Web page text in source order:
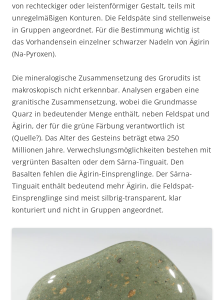
von rechteckiger oder leistenförmiger Gestalt, teils mit
unregelmäßigen Konturen. Die Feldspäte sind stellenweise
in Gruppen angeordnet. Für die Bestimmung wichtig ist
das Vorhandensein einzelner schwarzer Nadeln von Ägirin
(Na-Pyroxen).
Die mineralogische Zusammensetzung des Grorudits ist
makroskopisch nicht erkennbar. Analysen ergaben eine
granitische Zusammensetzung, wobei die Grundmasse
Quarz in bedeutender Menge enthält, neben Feldspat und
Ägirin, der für die grüne Färbung verantwortlich ist
(Quelle?). Das Alter des Gesteins beträgt etwa 250
Millionen Jahre. Verwechslungsmöglichkeiten bestehen mit
vergrünten Basalten oder dem Särna-Tinguait. Den
Basalten fehlen die Ägirin-Einsprenglinge. Der Särna-
Tinguait enthält bedeutend mehr Ägirin, die Feldspat-
Einsprenglinge sind meist silbrig-transparent, klar
konturiert und nicht in Gruppen angeordnet.